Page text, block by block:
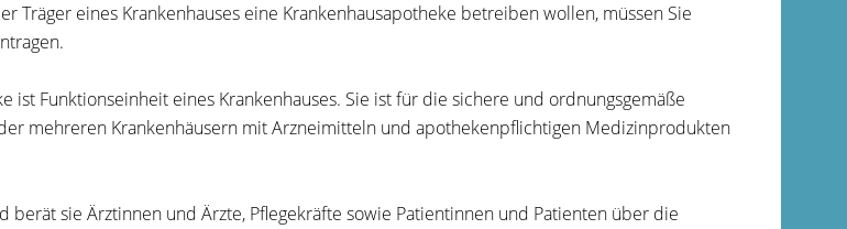
Träger eines Krankenhauses eine Krankenhausapotheke betreiben wollen, müssen Sie
ist Funktionseinheit eines Krankenhauses. Sie ist für die sichere und ordnungsgemäße
mehreren Krankenhäusern mit Arzneimitteln und apothekenpflichtigen Medizinprodukten
sie Ärztinnen und Ärzte, Pflegekräfte sowie Patientinnen und Patienten über die